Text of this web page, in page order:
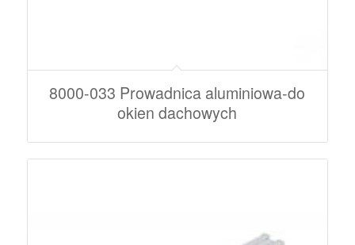
8000-033 Prowadnica aluminiowa-do
okien dachowych